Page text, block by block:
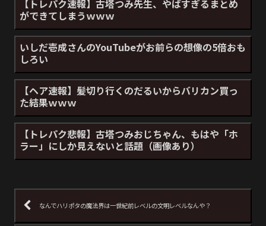
【トレパク速報】古塔つみ先生、やばすぎるまとめ
ができてしまうｗｗｗ
いしだ壱成さんのYouTubeがお前らの想像の5倍おも
しろい
【ヘア速報】髪切り行くのだるいからバリカン買っ
た結果ｗｗｗ
【トレパク悲報】古塔つみおじちゃん、もはや「ホ
ラー」にしか見えないと話題（画像あり）
なんでハリポタの魔法界は一世紀前レベルの文明レベルなんや？